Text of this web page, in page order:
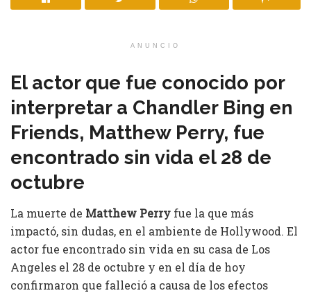
ANUNCIO
El actor que fue conocido por
interpretar a Chandler Bing en
Friends, Matthew Perry, fue
encontrado sin vida el 28 de
octubre
La muerte de Matthew Perry fue la que más
impactó, sin dudas, en el ambiente de Hollywood. El
actor fue encontrado sin vida en su casa de Los
Angeles el 28 de octubre y en el día de hoy
confirmaron que falleció a causa de los efectos